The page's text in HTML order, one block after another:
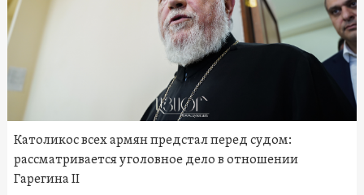
Католикос всех армян предстал перед судом:
рассматривается уголовное дело в отношении
Гарегина II